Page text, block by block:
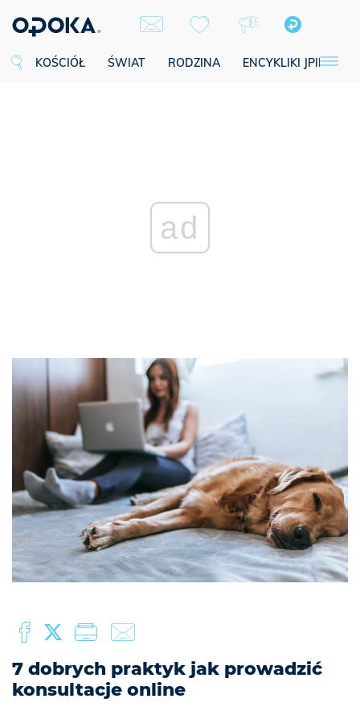
KOŚCIÓŁ ŚWIAT RODZINA ENCYKLIKI JPII
ad
7 dobrych praktyk jak prowadzić
konsultacje online